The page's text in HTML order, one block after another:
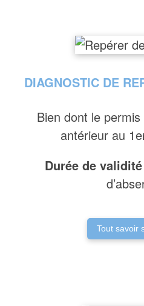
DIAGNOSTIC DE
Bien dont le
antérieur au
Durée de
Tout savoir